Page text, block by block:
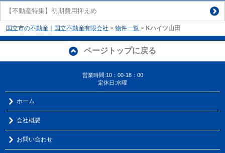
【不動産特集】初期費用抑えめ
国立市の不動産｜国立不動産有限会社 > 物件一覧 > Kハイツ山田
ページトップに戻る
営業時間:10：00-18：00
定休日:水曜
ホーム
会社概要
お問い合わせ